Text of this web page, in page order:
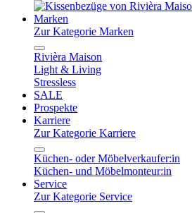
Marken
Zur Kategorie Marken
Rivièra Maison
Light & Living
Stressless
SALE
Prospekte
Karriere
Zur Kategorie Karriere
Küchen- oder Möbelverkaufer:in
Küchen- und Möbelmonteur:in
Service
Zur Kategorie Service